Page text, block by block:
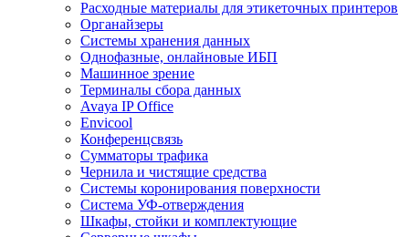
Расходные материалы для этикеточных принтеров
Органайзеры
Системы хранения данных
Однофазные, онлайновые ИБП
Машинное зрение
Терминалы сбора данных
Avaya IP Office
Envicool
Конференцсвязь
Сумматоры трафика
Чернила и чистящие средства
Системы коронирования поверхности
Cистема УФ-отверждения
Шкафы, стойки и комплектующие